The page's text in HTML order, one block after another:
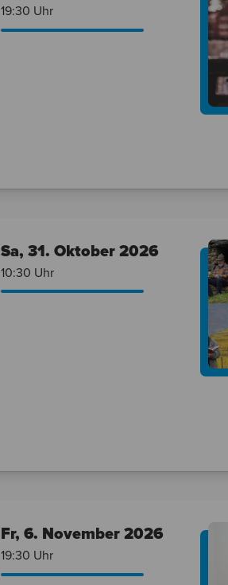
19:30 Uhr
Sa, 31. Oktober 2026
10:30 Uhr
Fr, 6. November 2026
19:30 Uhr